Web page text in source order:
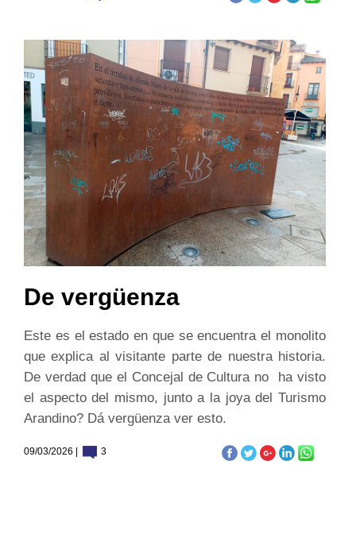
De vergüenza
Este es el estado en que se encuentra el monolito
que explica al visitante parte de nuestra historia.
De verdad que el Concejal de Cultura no ha visto
el aspecto del mismo, junto a la joya del Turismo
Arandino? Dá vergüenza ver esto.
09/03/2026 | 3